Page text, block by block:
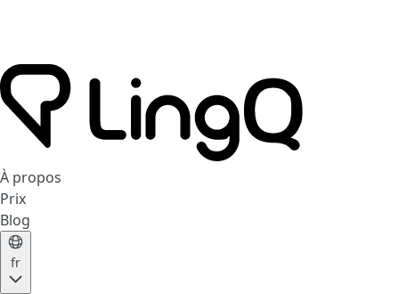
À propos
Prix
Blog
fr